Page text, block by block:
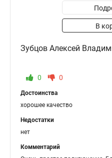
В
Зубцов Алексей
0 0
Достоинства
хорошее качество
Недостатки
нет
Комментарий